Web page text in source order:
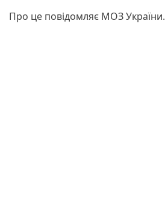
Про це повідомляє МОЗ України.